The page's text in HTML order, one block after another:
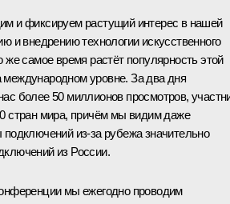
и фиксируем растущий интерес в нашей
и внедрению технологии искусственного
же самое время растёт популярность этой
международном уровне. За два дня
более 50 миллионов просмотров,
стран мира, причём мы видим даже
подключений из-за рубежа значительно
из России.
мы ежегодно проводим